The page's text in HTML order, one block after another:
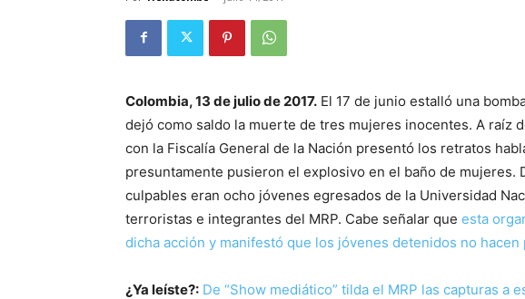
Colombia, 13 de julio de 2017. El 17 de junio estalló una
dejó como saldo la muerte de tres mujeres inocentes. A raíz
con la Fiscalía General de la Nación presentó los retratos
presuntamente pusieron el explosivo en el baño de mujeres.
culpables eran ocho jóvenes egresados de la Universidad
terroristas e integrantes del MRP. Cabe señalar que esta
dicha acción y manifestó que los jóvenes detenidos no hacen
¿Ya leíste?: De “Show mediático” tilda el MRP las capturas a